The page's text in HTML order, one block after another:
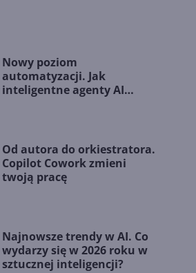
Nowy poziom
automatyzacji. Jak
inteligentne agenty AI
Od autora do orkiestratora.
Copilot Cowork zmieni
twoją pracę
Najnowsze trendy w AI. Co
wydarzy się w 2026 roku w
sztucznej inteligencji?